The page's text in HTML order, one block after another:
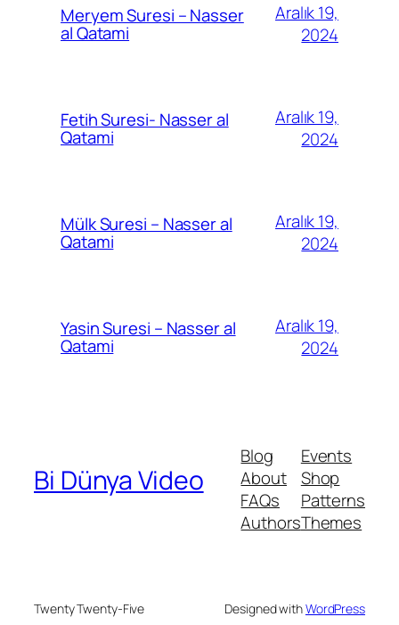
Meryem Suresi – Nasser
al Qatami
Aralık 19,
2024
Fetih Suresi- Nasser al
Qatami
Aralık 19,
2024
Mülk Suresi – Nasser al
Qatami
Aralık 19,
2024
Yasin Suresi – Nasser al
Qatami
Aralık 19,
2024
Bi Dünya Video
Blog
About
FAQs
Authors
Events
Shop
Patterns
Themes
Twenty Twenty-Five Designed withWordPress